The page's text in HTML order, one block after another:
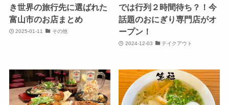
き世界の旅行先に選ばれた
富山市のお店まとめ
2025-01-11 その他
では行列２時間待ち？！今
話題のおにぎり専門店がオ
ープン！
2024-12-03 テイクアウト